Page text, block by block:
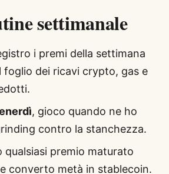
settimanale
i premi della settimana
foglio dei ricavi crypto, gas e
, gioco quando ne ho
contro la stanchezza.
qualsiasi premio maturato
converto metà in stablecoin.